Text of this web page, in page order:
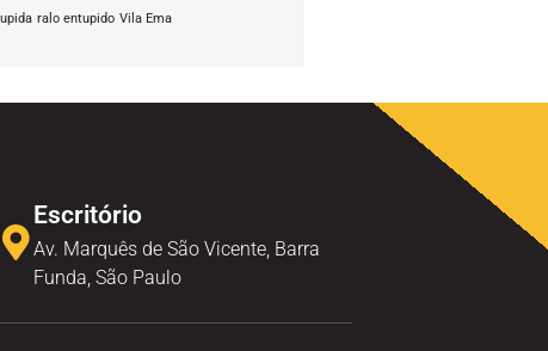
ralo entupido Vila Ema
Escritório
Av. Marquês de São Vicente, Barra
Funda, São Paulo